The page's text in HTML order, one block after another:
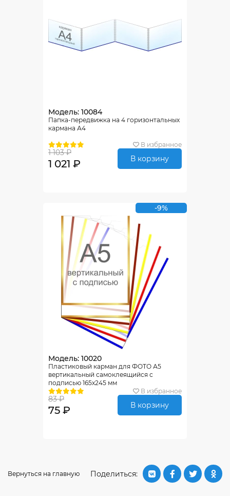
Модель: 10084
Папка-передвижка на 4 горизонтальных
кармана А4
В избранное
1 103 ₽
1 021 ₽ В корзину
-9%
Модель: 10020
Пластиковый карман для ФОТО А5
вертикальный самоклеящийся с
подписью 165х245 мм
В избранное
83 ₽
75 ₽ В корзину
Поделиться:
Вернуться на главную